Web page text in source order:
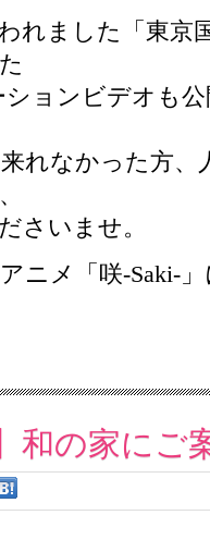
れました「東京
ションビデオも
れなかった方、
さいませ。
ニメ「咲-Saki-
和の家にご